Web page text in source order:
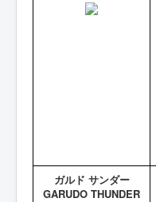
ガルド サンダー
GARUDO THUNDER